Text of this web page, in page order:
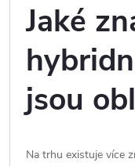
Jaké
jsou
Na trhu existuje více